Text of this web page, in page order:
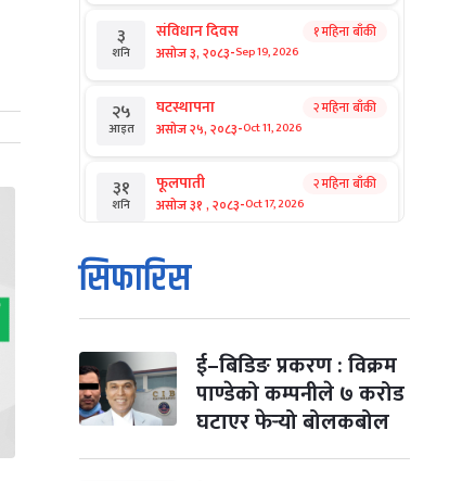
३
शनि
संविधान दिवस
असोज ३, २०८३-Sep 19, 2026
१ महिना बाँकी
२५
आइत
घटस्थापना
असोज २५, २०८३-Oct 11, 2026
२ महिना बाँकी
३१
शनि
फूलपाती
असोज ३१ , २०८३-Oct 17, 2026
२ महिना बाँकी
१
आइत
कार्तिक सङ्क्रान्ति
कार्तिक १, २०८३
मंगल कार्तिक ३, २०८३-Oct 20, 2026
४ विजयादशमी
कार्तिक ४, २०८३-Oct 21, 2026
२ महिना बाँकी
सिफारिस
ई–बिडिङ प्रकरण : विक्रम
पाण्डेको कम्पनीले ७ करोड
घटाएर फेर्‍यो बोलकबोल